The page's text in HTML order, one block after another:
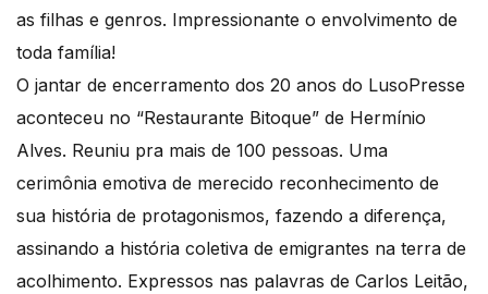
as filhas e genros. Impressionante o envolvimento de
toda família!
O jantar de encerramento dos 20 anos do LusoPresse
aconteceu no “Restaurante Bitoque” de Hermínio
Alves. Reuniu pra mais de 100 pessoas. Uma
cerimônia emotiva de merecido reconhecimento de
sua história de protagonismos, fazendo a diferença,
assinando a história coletiva de emigrantes na terra de
acolhimento. Expressos nas palavras de Carlos Leitão,